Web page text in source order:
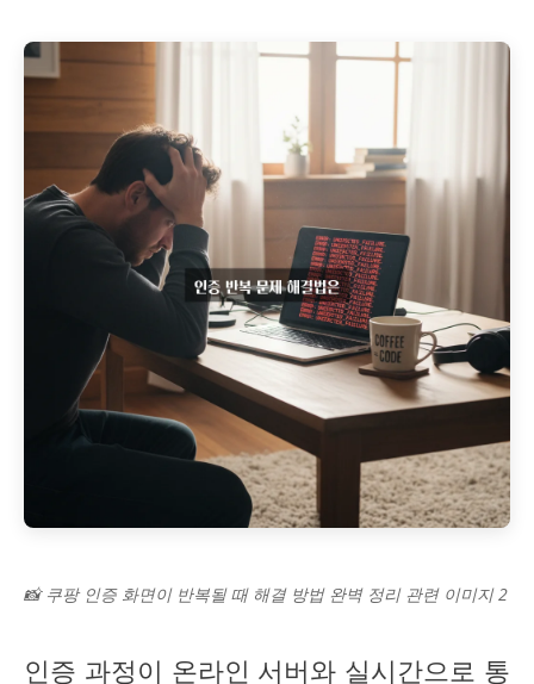
📸 쿠팡 인증 화면이 반복될 때 해결 방법 완벽 정리 관련 이미지 2
인증 과정이 온라인 서버와 실시간으로 통